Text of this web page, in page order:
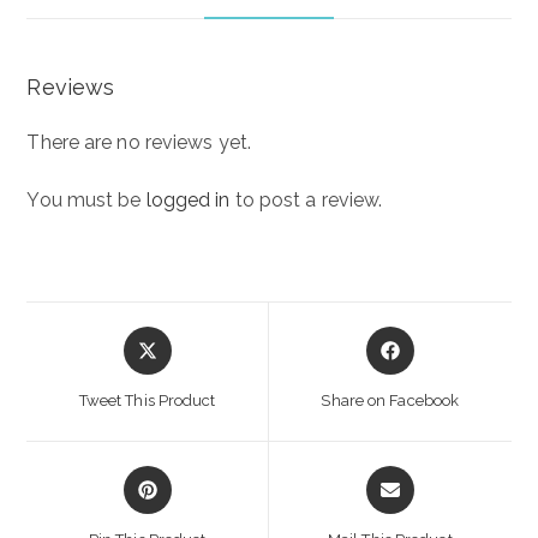
Reviews
There are no reviews yet.
You must be logged in to post a review.
Opens
in
Tweet This Product
Opens
in
Share on Facebook
Opens
in
Opens
in